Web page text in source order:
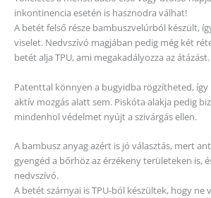
inkontinencia esetén is hasznodra válhat!
A betét felső része bambuszvelúrból készült,
viselet. Nedvszívó magjában pedig még két
betét alja TPU, ami megakadályozza az átázást.
Patenttal könnyen a bugyidba rögzítheted,
aktív mozgás alatt sem. Piskóta alakja pedig
mindenhol védelmet nyújt a szivárgás ellen.
A bambusz anyag azért is jó választás, mert
gyengéd a bőrhöz az érzékeny területeken is,
nedvszívó.
A betét szárnyai is TPU-ból készültek, hogy ne